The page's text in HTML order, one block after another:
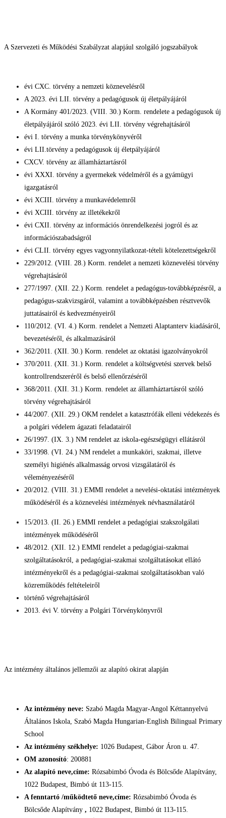
A Szervezeti és Működési Szabályzat alapjául szolgáló jogszabályok
évi CXC. törvény a nemzeti köznevelésről
A 2023. évi LII. törvény a pedagógusok új életpályájáról
A Kormány 401/2023. (VIII. 30.) Korm. rendelete a pedagógusok új
életpályájáról szóló 2023. évi LII. törvény végrehajtásáról
évi I. törvény a munka törvénykönyvéről
évi LII.törvény a pedagógusok új életpályájáról
CXCV. törvény az államháztartásról
évi XXXI. törvény a gyermekek védelméről és a gyámügyi
igazgatásról
évi XCIII. törvény a munkavédelemről
évi XCIII. törvény az illetékekről
évi CXII. törvény az információs önrendelkezési jogról és az
információszabadságról
évi CLII. törvény egyes vagyonnyilatkozat-tételi kötelezettségekről
229/2012. (VIII. 28.) Korm. rendelet a nemzeti köznevelési törvény
végrehajtásáról
277/1997. (XII. 22.) Korm. rendelet a pedagógus-továbbképzésről, a
pedagógus-szakvizsgáról, valamint a továbbképzésben résztvevők
juttatásairól és kedvezményeiről
110/2012. (VI. 4.) Korm. rendelet a Nemzeti Alaptanterv kiadásáról,
bevezetéséről, és alkalmazásáról
362/2011. (XII. 30.) Korm. rendelet az oktatási igazolványokról
370/2011. (XII. 31.) Korm. rendelet a költségvetési szervek belső
kontrollrendszeréről és belső ellenőrzéséről
368/2011. (XII. 31.) Korm. rendelet az államháztartásról szóló
törvény végrehajtásáról
44/2007. (XII. 29.) OKM rendelet a katasztrófák elleni védekezés és
a polgári védelem ágazati feladatairól
26/1997. (IX. 3.) NM rendelet az iskola-egészségügyi ellátásról
33/1998. (VI. 24.) NM rendelet a munkaköri, szakmai, illetve
személyi higiénés alkalmasság orvosi vizsgálatáról és
véleményezéséről
20/2012. (VIII. 31.) EMMI rendelet a nevelési-oktatási intézmények
működéséről és a köznevelési intézmények névhasználatáról
15/2013. (II. 26.) EMMI rendelet a pedagógiai szakszolgálati
intézmények működéséről
48/2012. (XII. 12.) EMMI rendelet a pedagógiai-szakmai
szolgáltatásokról, a pedagógiai-szakmai szolgáltatásokat ellátó
intézményekről és a pedagógiai-szakmai szolgáltatásokban való
közreműködés feltételeiről
történő végrehajtásáról
2013. évi V. törvény a Polgári Törvénykönyvről
Az intézmény általános jellemzői az alapító okirat alapján
Az intézmény neve: Szabó Magda Magyar-Angol Kéttannyelvú
Általános Iskola, Szabó Magda Hungarian-English Bilingual Primary
School
Az intézmény székhelye: 1026 Budapest, Gábor Áron u. 47.
OM azonosító: 200881
Az alapító neve,címe: Rózsabimbó Óvoda és Bölcsőde Alapítvány,
1022 Budapest, Bimbó út 113-115.
A fenntartó /működtető neve,címe: Rózsabimbó Óvoda és
Bölcsőde Alapítvány , 1022 Budapest, Bimbó út 113-115.